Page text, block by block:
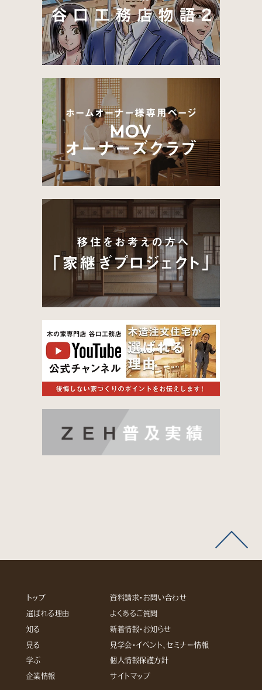
トップ
選ばれる理由
知る
見る
学ぶ
企業情報
資料請求・お問い合わせ
よくあるご質問
新着情報・お知らせ
見学会・イベント、セミナー情報
個人情報保護方針
サイトマップ